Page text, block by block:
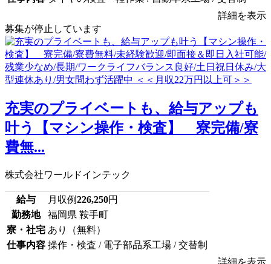
詳細を表示
募集が停止しています
充実のプライベートも、給与アップも
叶う【マシン操作・検査】 寮完備/寮
費無...
株式会社ワールドインテック
給与 月収例226,250円
勤務地
福岡県 鞍手町
寮・社宅 あり（無料）
仕事内容 操作・検査 / 電子部品系工場 / 交替制
詳細を表示